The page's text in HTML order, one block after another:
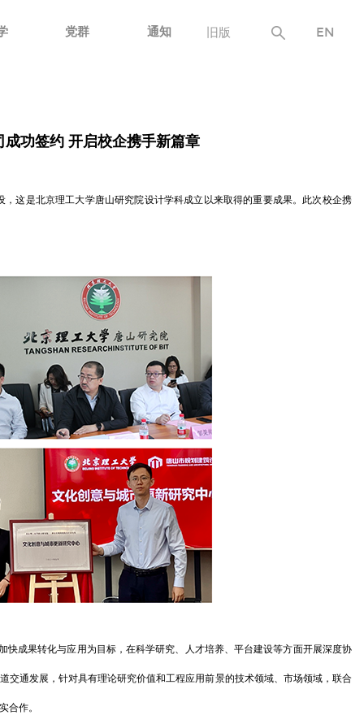
党群 通知 旧版 EN
功签约 开启校企携手新篇章
这是北京理工大学唐山研究院设计学科成立以来取得的重要成果。此次校企携
成果转化与应用为目标，在科学研究、人才培养、平台建设等方面开展深度协
交通发展，针对具有理论研究价值和工程应用前景的技术领域、市场领域，联合
合作。